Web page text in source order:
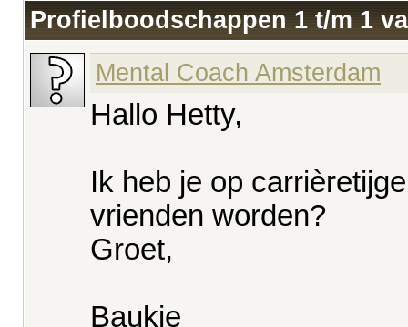
Profielboodschappen 1 t/m1
Mental Coach Amsterdam
Hallo Hetty,
Ik heb je op
vrienden worden?
Groet,
Baukje